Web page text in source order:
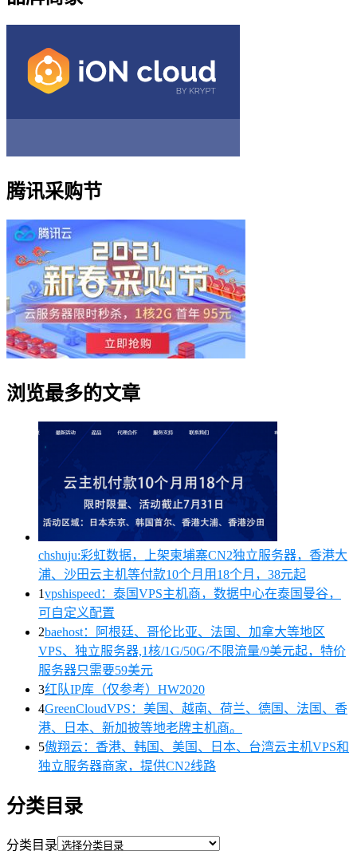
腾讯采购节
浏览最多的文章
chshuju:彩虹数据，上架柬埔寨CN2独立服务器，香港大
浦、沙田云主机等付款10个月用18个月，38元起
1vpshispeed：泰国VPS主机商，数据中心在泰国曼谷，
可自定义配置
2baehost：阿根廷、哥伦比亚、法国、加拿大等地区
VPS、独立服务器,1核/1G/50G/不限流量/9美元起，特价
服务器只需要59美元
3红队IP库（仅参考）HW2020
4GreenCloudVPS：美国、越南、荷兰、德国、法国、香
港、日本、新加披等地老牌主机商。
5傲翔云：香港、韩国、美国、日本、台湾云主机VPS和
独立服务器商家，提供CN2线路
分类目录
分类目录